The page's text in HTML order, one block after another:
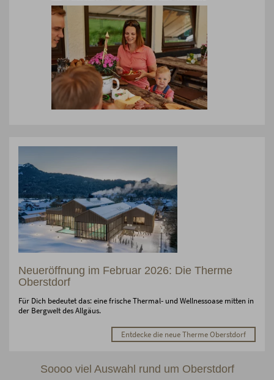
Neueröffnung im Februar 2026: Die Therme
Oberstdorf
Für Dich bedeutet das: eine frische Thermal‑ und Wellnessoase mitten in
der Bergwelt des Allgäus.
Entdecke die neue Therme Oberstdorf
Soooo viel Auswahl rund um Oberstdorf